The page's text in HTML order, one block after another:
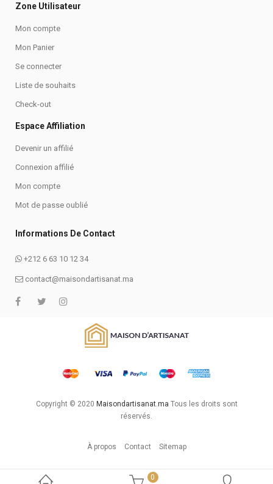
0
Zone Utilisateur
Mon compte
Mon Panier
Se connecter
Liste de souhaits
Check-out
Espace Affiliation
Devenir un affilié
Connexion affilié
Mon compte
Mot de passe oublié
Informations De Contact
+212 6 63 10 12 34
contact@maisondartisanat.ma
Copyright © 2020 Maisondartisanat.ma Tous les droits sont
réservés.
À propos Contact Sitemap